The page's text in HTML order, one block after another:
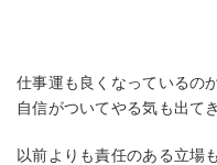
仕事運も良くなっているの
自信がついてやる気も出て
以前よりも責任のある立場